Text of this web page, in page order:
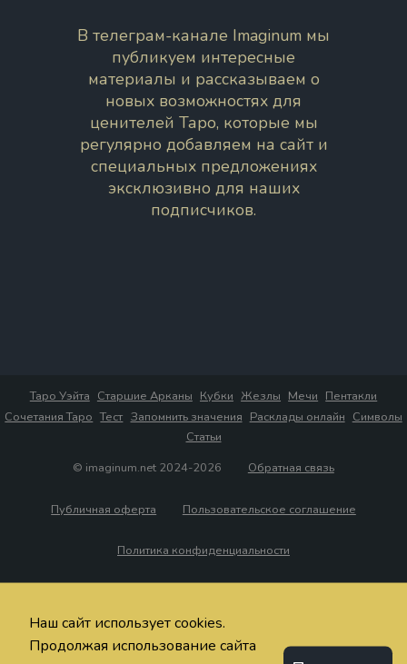
В телеграм-канале Imaginum мы
публикуем интересные
материалы и рассказываем о
новых возможностях для
ценителей Таро, которые мы
регулярно добавляем на сайт и
специальных предложениях
эксклюзивно для наших
подписчиков.
Таро Уэйта Старшие Арканы Кубки Жезлы Мечи Пентакли
Сочетания Таро Тест Запомнить значения Расклады онлайн Символы
Статьи
© imaginum.net 2024-2026
Обратная связь
Публичная оферта Пользовательское соглашение
Политика конфиденциальности
Наш сайт использует cookies.
Продолжая использование сайта